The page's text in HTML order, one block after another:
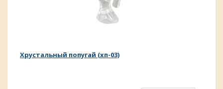
Хрустальный попугай (хп-03)